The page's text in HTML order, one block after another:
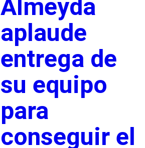
Almeyda
aplaude
entrega de
su equipo
para
conseguir el